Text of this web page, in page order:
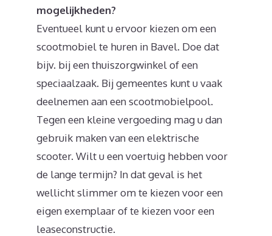
mogelijkheden?
Eventueel kunt u ervoor kiezen om een
scootmobiel te huren in Bavel. Doe dat
bijv. bij een thuiszorgwinkel of een
speciaalzaak. Bij gemeentes kunt u vaak
deelnemen aan een scootmobielpool.
Tegen een kleine vergoeding mag u dan
gebruik maken van een elektrische
scooter. Wilt u een voertuig hebben voor
de lange termijn? In dat geval is het
wellicht slimmer om te kiezen voor een
eigen exemplaar of te kiezen voor een
leaseconstructie.